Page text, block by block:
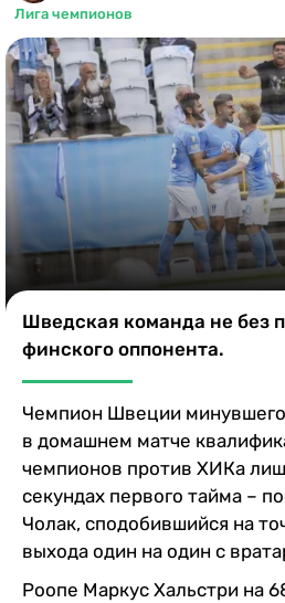
ЛЧ
ЛЕ
ЧЕ-2028
Букмекеры
Казино
Лига чемпионов
Шведская команда не без
финского оппонента.
Чемпион Швеции минувшего
в домашнем матче
чемпионов против ХИКа
секундах первого тайма –
Чолак, сподобившийся на
выхода один на один с
Роопе Маркус Хальстри на